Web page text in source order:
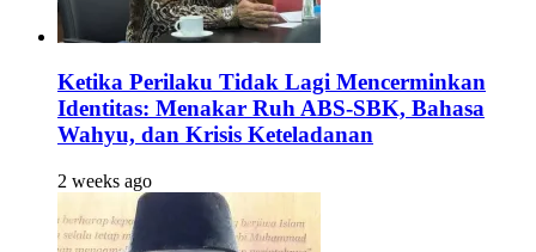
Ketika Perilaku Tidak Lagi Mencerminkan
Identitas: Menakar Ruh ABS-SBK, Bahasa
Wahyu, dan Krisis Keteladanan
2 weeks ago